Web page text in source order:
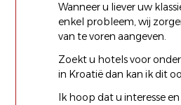
Wanneer u liever uw
enkel probleem, wij
van te voren aangeven.
Zoekt u hotels voor
in Kroatië dan kan ik dit
Ik hoop dat u interesse